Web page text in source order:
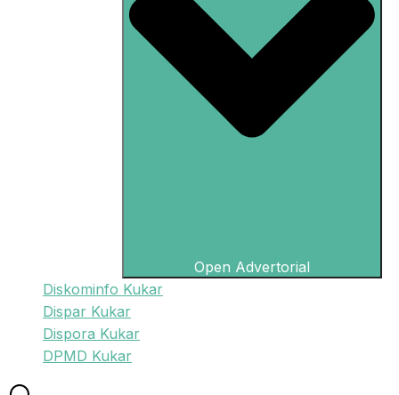
Open Advertorial
Diskominfo Kukar
Dispar Kukar
Dispora Kukar
DPMD Kukar